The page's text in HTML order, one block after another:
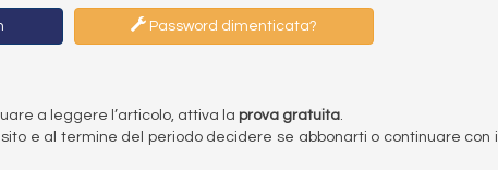
Password dimenticata?
a leggere l’articolo, attiva la prova gratuita.
e al termine del periodo decidere se abbonarti o continuare con i